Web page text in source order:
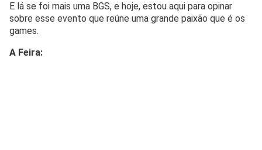
E lá se foi mais uma BGS, e hoje, estou aqui para opinar
sobre esse evento que reúne uma grande paixão que é os
games.
A Feira: